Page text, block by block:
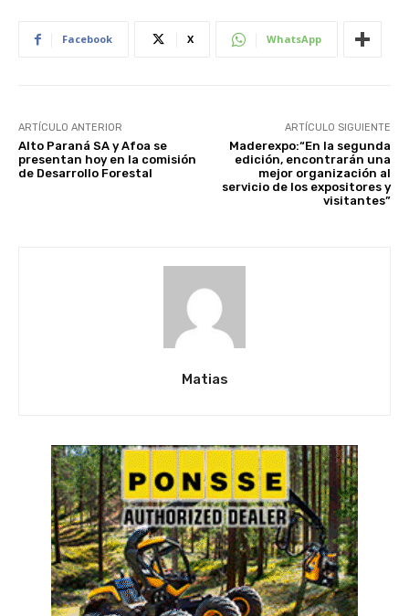
Facebook X WhatsApp
ARTÍCULO ANTERIOR
Alto Paraná SA y Afoa se
presentan hoy en la comisión
de Desarrollo Forestal
ARTÍCULO SIGUIENTE
Maderexpo:“En la segunda
edición, encontrarán una
mejor organización al
servicio de los expositores y
visitantes”
Matias